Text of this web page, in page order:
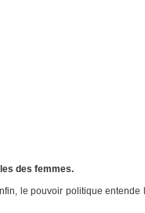
des femmes.
le pouvoir politique entende